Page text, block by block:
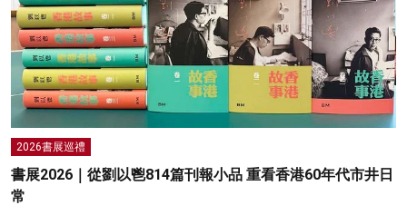
2026書展巡禮
書展2026｜從劉以鬯814篇刊報小品 重看香港60年代市井日
常